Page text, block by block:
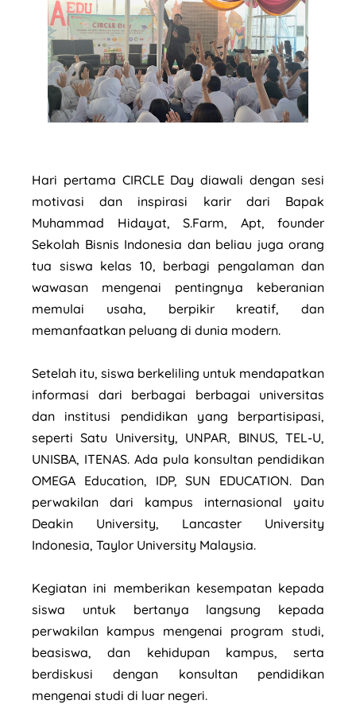
Hari pertama CIRCLE Day diawali dengan sesi
motivasi dan inspirasi karir dari Bapak
Muhammad Hidayat, S.Farm, Apt, founder
Sekolah Bisnis Indonesia dan beliau juga orang
tua siswa kelas 10, berbagi pengalaman dan
wawasan mengenai pentingnya keberanian
memulai usaha, berpikir kreatif, dan
memanfaatkan peluang di dunia modern.
Setelah itu, siswa berkeliling untuk mendapatkan
informasi dari berbagai berbagai universitas
dan institusi pendidikan yang berpartisipasi,
seperti Satu University, UNPAR, BINUS, TEL-U,
UNISBA, ITENAS. Ada pula konsultan pendidikan
OMEGA Education, IDP, SUN EDUCATION. Dan
perwakilan dari kampus internasional yaitu
Deakin University, Lancaster University
Indonesia, Taylor University Malaysia.
Kegiatan ini memberikan kesempatan kepada
siswa untuk bertanya langsung kepada
perwakilan kampus mengenai program studi,
beasiswa, dan kehidupan kampus, serta
berdiskusi dengan konsultan pendidikan
mengenai studi di luar negeri.